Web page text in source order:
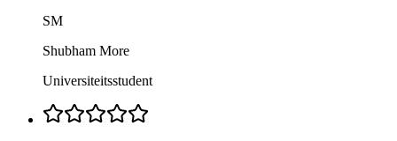
SM
Shubham More
Universiteitsstudent